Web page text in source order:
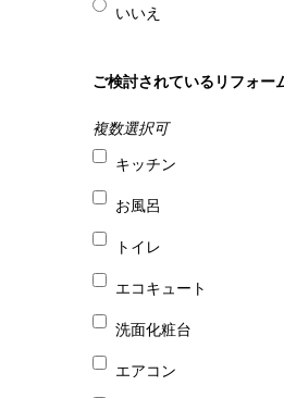
いいえ
ご検討されているリフォー
キッチン
お風呂
トイレ
エコキュート
洗面化粧台
エアコン
複数選択可